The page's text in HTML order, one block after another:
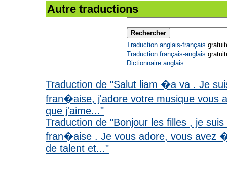
Autre traductions
Traduction anglais-français
Traduction français-anglais
Dictionnaire anglais
Traduction de "Salut liam �a va . Je
fran�aise, j'adore votre musique vous
que j'aime..."
Traduction de "Bonjour les filles , je
fran�aise . Je vous adore, vous avez
de talent et..."